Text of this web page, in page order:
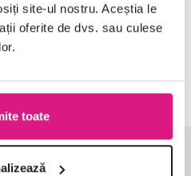
site-ul nostru. Aceștia le
oferite de dvs. sau culese
toate
dorite?
ajuta cu plăcere